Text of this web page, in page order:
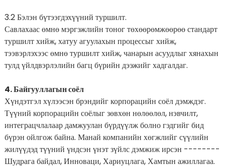
3.2 Бэлэн бүтээгдэхүүний туршилт.
Савлахаас өмнө мэргэжлийн тоног төхөөрөмжөөрөө стандарт
туршилт хийж, хатуу агуулахын процессыг хийж,
тээвэрлэхээс өмнө туршилт хийж, чанарын асуудлыг хянахын
тулд үйлдвэрлэлийн багц бүрийн дээжийг хадгалдаг.
4. Байгууллагын соёл
Хүндэтгэл хүлээсэн брэндийг корпорацийн соёл дэмждэг.
Түүний корпорацийн соёлыг зөвхөн нөлөөлөл, нэвчилт,
интеграцчлалаар дамжуулан бүрдүүлж болно гэдгийг бид
бүрэн ойлгож байна. Манай компанийн хөгжлийг сүүлийн
жилүүдэд түүний үндсэн үнэт зүйлс дэмжиж ирсэн --------
Шудрага байдал, Инноваци, Хариуцлага, Хамтын ажиллагаа.